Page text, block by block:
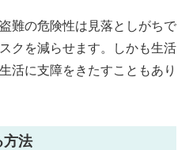
難の危険性は見落としがちで
クを減らせます。しかも生活
活に支障をきたすこともあり
方法